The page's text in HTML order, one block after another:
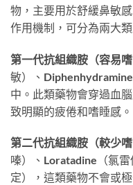
物，主要用於舒緩鼻敏
作用機制，可分為兩大類
第一代抗組織胺（容易嗜
敏）、
中。此類藥物會穿過血
致明顯的疲倦和嗜睡感。
第二代抗組織胺（較少嗜
嗪）、Loratadine（氯
定），這類藥物不會或